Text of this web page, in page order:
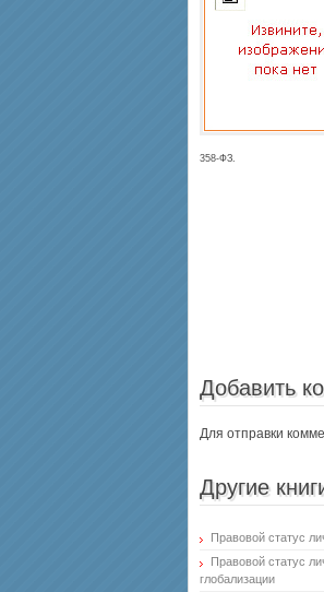
358-ФЗ.
Добавить
Для отправки
Другие
Правовой статус
Правовой статус
глобализации